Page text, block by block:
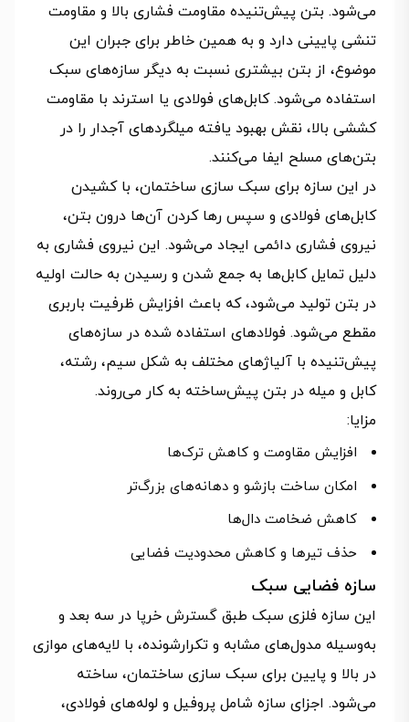
می‌شود. بتن پیش‌تنیده مقاومت فشاری بالا و مقاومت
تنشی پایینی دارد و به همین خاطر برای جبران این
موضوع، از بتن بیشتری نسبت به دیگر سازه‌های سبک
استفاده می‌شود. کابل‌های فولادی یا استرند با مقاومت
کششی بالا، نقش بهبود یافته میلگردهای آجدار را در
بتن‌های مسلح ایفا می‌کنند.
در این سازه برای سبک سازی ساختمان، با کشیدن
کابل‌های فولادی و سپس رها کردن آن‌ها درون بتن،
نیروی فشاری دائمی ایجاد می‌شود. این نیروی فشاری به
دلیل تمایل کابل‌ها به جمع شدن و رسیدن به حالت اولیه
در بتن تولید می‌شود، که باعث افزایش ظرفیت باربری
مقطع می‌شود. فولادهای استفاده شده در سازه‌های
پیش‌تنیده با آلیاژهای مختلف به شکل سیم، رشته،
کابل و میله در بتن پیش‌ساخته به کار می‌روند.
مزایا:
افزایش مقاومت و کاهش ترک‌ها
امکان ساخت بازشو و دهانه‌های بزرگ‌تر
کاهش ضخامت دال‌ها
حذف تیرها و کاهش محدودیت فضایی
سازه فضایی سبک
این سازه فلزی سبک طبق گسترش خرپا در سه بعد و
به‌وسیله مدول‌های مشابه و تکرارشونده، با لایه‌های موازی
در بالا و پایین برای سبک سازی ساختمان، ساخته
می‌شود. اجزای سازه شامل پروفیل و لوله‌های فولادی،